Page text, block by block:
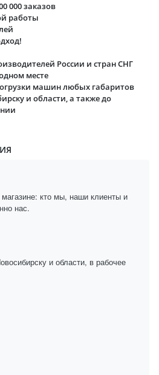
000 заказов
работы
России и стран СНГ
месте
машин любых габаритов
и области, а также до
кто мы, наши клиенты и
нас.
и области, в рабочее